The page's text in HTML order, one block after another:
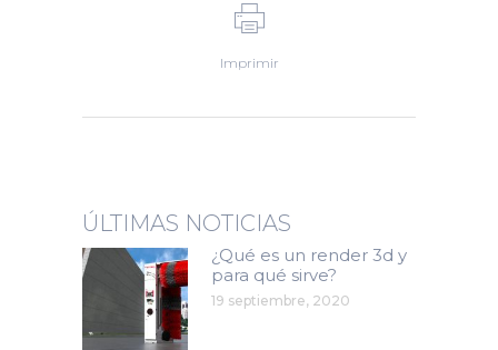
Imprimir
ÚLTIMAS NOTICIAS
¿Qué es un render 3d y
para qué sirve?
19 septiembre, 2020